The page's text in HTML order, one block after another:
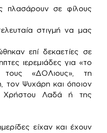
πλασάρουν σε φίλους
στιγμή να μας
επί δεκαετίες σε
ιερεμιάδες για «το
τους «ΔΟΛιους», τη
τον Ψυχάρη και όποιον
Χρήστου Λαδά ή της
είχαν και έχουν